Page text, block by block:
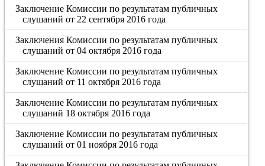
Заключение Комиссии по результатам публичных
слушаний от 22 сентября 2016 года
Заключения Комиссии по результатам публичных
слушаний от 04 октября 2016 года
Заключение Комиссии по результатам публичных
слушаний от 11 октября 2016 года
Заключение Комиссии по результатам публичных
слушаний 18 октября 2016 года
Заключение Комиссии по результатам публичных
слушаний от 01 ноября 2016 года